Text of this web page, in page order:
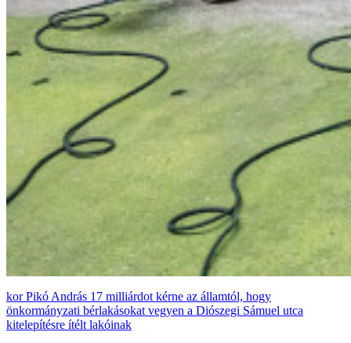
Pikó András 17 milliárdot kérne az államtól, hogy
önkormányzati bérlakásokat vegyen a Diószegi Sámuel utca
kitelepítésre ítélt lakóinak